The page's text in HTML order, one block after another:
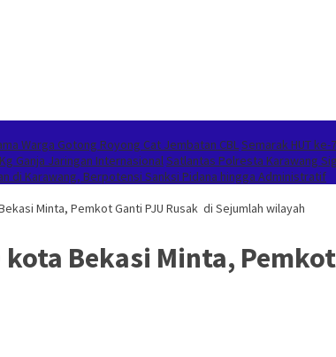
Warga Gotong Royong Cat Jembatan CBLSemarak HUT
Ganja Jaringan InternasionalSatlantas Polresta Karawang
di Karawang, Berpotensi Sanksi Pidana hingga Administratif
Minta, Pemkot Ganti PJU Rusak di Sejumlah wilayah
kota Bekasi Minta,